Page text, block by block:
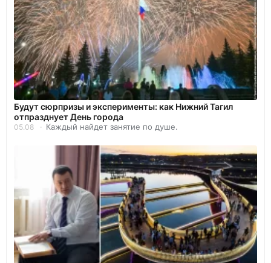
Будут сюрпризы и эксперименты: как Нижний Тагил
отпразднует День города
05.08 Каждый найдет занятие по душе.